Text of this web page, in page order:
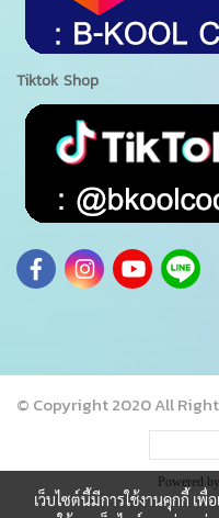
Tiktok Shop
© Copyright 2020 All
Powered by
เว็บไซต์นี้มีการใช้งานคุกกี้ เ